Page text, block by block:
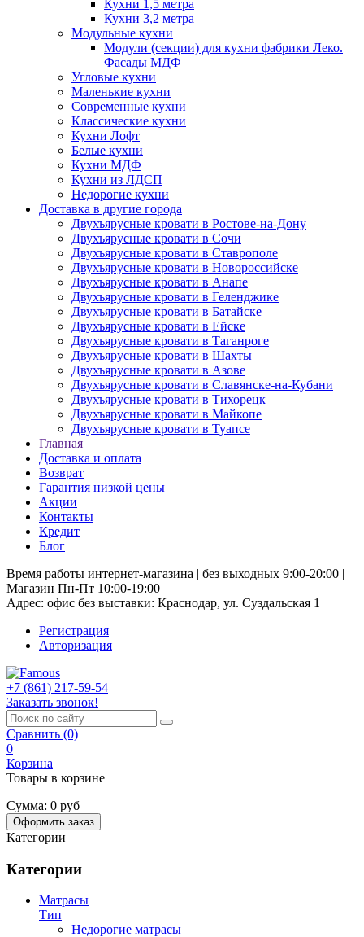
Кухни 1,5 метра
Кухни 3,2 метра
Модульные кухни
Модули (секции) для кухни фабрики Леко.
Фасады МДФ
Угловые кухни
Маленькие кухни
Современные кухни
Классические кухни
Кухни Лофт
Белые кухни
Кухни МДФ
Кухни из ЛДСП
Недорогие кухни
Доставка в другие города
Двухъярусные кровати в Ростове-на-Дону
Двухъярусные кровати в Сочи
Двухъярусные кровати в Ставрополе
Двухъярусные кровати в Новороссийске
Двухъярусные кровати в Анапе
Двухъярусные кровати в Геленджике
Двухъярусные кровати в Батайске
Двухъярусные кровати в Ейске
Двухъярусные кровати в Таганроге
Двухъярусные кровати в Шахты
Двухъярусные кровати в Азове
Двухъярусные кровати в Славянске-на-Кубани
Двухъярусные кровати в Тихорецк
Двухъярусные кровати в Майкопе
Двухъярусные кровати в Туапсе
Главная
Доставка и оплата
Возврат
Гарантия низкой цены
Акции
Контакты
Кредит
Блог
Время работы интернет-магазина | без выходных 9:00-20:00 |
Магазин Пн-Пт 10:00-19:00
Адрес: офис без выставки: Краснодар, ул. Суздальская 1
Регистрация
Авторизация
+7 (861) 217-59-54
Заказать звонок!
Сравнить (0)
0
Корзина
Товары в корзине
Сумма: 0 руб
Оформить заказ
Категории
Категории
Матрасы
Тип
Недорогие матрасы